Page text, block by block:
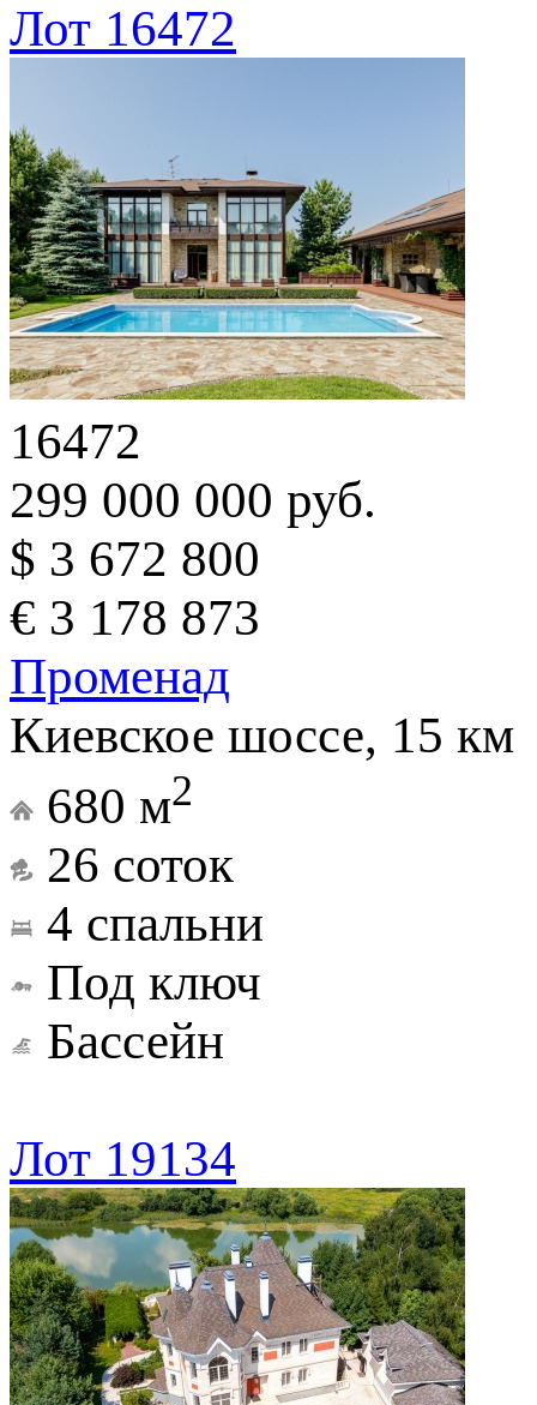
Лот 16472
16472
299 000 000 руб.
$ 3 672 800
€ 3 178 873
Променад
Киевское шоссе, 15 км
680 м2
26 соток
4 спальни
Под ключ
Бассейн
Лот 19134